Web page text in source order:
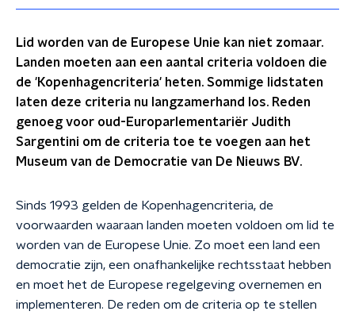
Lid worden van de Europese Unie kan niet zomaar.
Landen moeten aan een aantal criteria voldoen die
de 'Kopenhagencriteria' heten. Sommige lidstaten
laten deze criteria nu langzamerhand los. Reden
genoeg voor oud-Europarlementariër Judith
Sargentini om de criteria toe te voegen aan het
Museum van de Democratie van De Nieuws BV.
Sinds 1993 gelden de Kopenhagencriteria, de
voorwaarden waaraan landen moeten voldoen om lid te
worden van de Europese Unie. Zo moet een land een
democratie zijn, een onafhankelijke rechtsstaat hebben
en moet het de Europese regelgeving overnemen en
implementeren. De reden om de criteria op te stellen